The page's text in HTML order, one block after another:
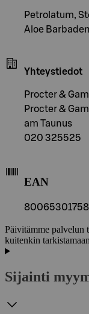
Petrolatum,
Aloe
Yhteystiedot
Procter &
Procter &
am Taunus
020 325525
EAN
Päivitämme palvelun
kuitenkin
Sijainti